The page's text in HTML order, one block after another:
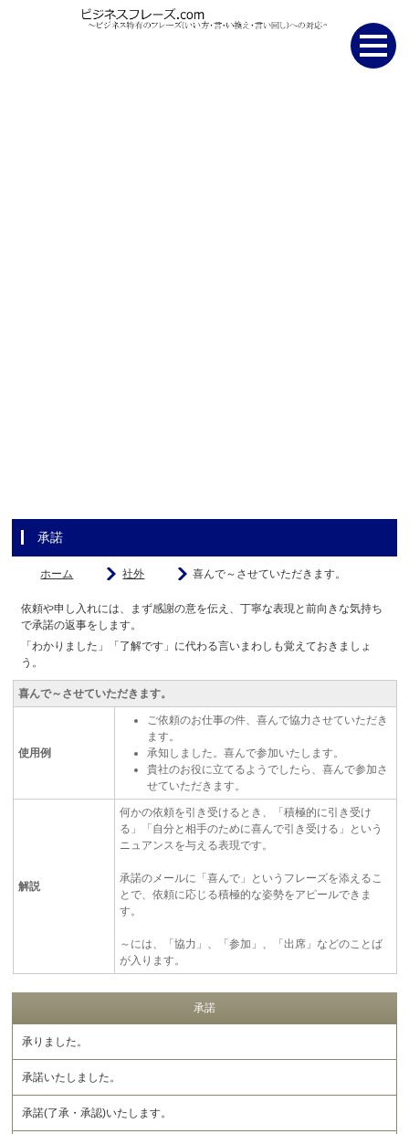
承諾
ホーム 社外 喜んで～させていただきます。
依頼や申し入れには、まず感謝の意を伝え、丁寧な表現と前向きな気持ち
で承諾の返事をします。
「わかりました」「了解です」に代わる言いまわしも覚えておきましょ
う。
喜んで～させていただきます。
使用例
ご依頼のお仕事の件、喜んで協力させていただき
ます。
承知しました。喜んで参加いたします。
貴社のお役に立てるようでしたら、喜んで参加さ
せていただきます。
解説
何かの依頼を引き受けるとき、「積極的に引き受け
る」「自分と相手のために喜んで引き受ける」という
ニュアンスを与える表現です。
承諾のメールに「喜んで」というフレーズを添えるこ
とで、依頼に応じる積極的な姿勢をアピールできま
す。
～には、「協力」、「参加」、「出席」などのことば
が入ります。
承諾
承りました。
承諾いたしました。
承諾(了承・承認)いたします。